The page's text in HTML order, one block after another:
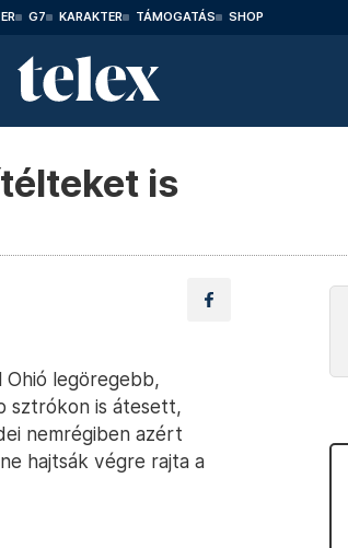
G7 KARAKTER TÁMOGATÁS SHOP
is
legöregebb,
sztrókon is átesett,
nemrégiben azért
ne hajtsák végre rajta a